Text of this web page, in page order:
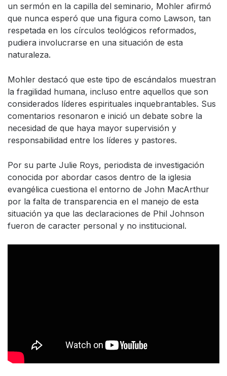
un sermón en la capilla del seminario, Mohler afirmó
que nunca esperó que una figura como Lawson, tan
respetada en los círculos teológicos reformados,
pudiera involucrarse en una situación de esta
naturaleza.
Mohler destacó que este tipo de escándalos muestran
la fragilidad humana, incluso entre aquellos que son
considerados líderes espirituales inquebrantables. Sus
comentarios resonaron e inició un debate sobre la
necesidad de que haya mayor supervisión y
responsabilidad entre los líderes y pastores.
Por su parte Julie Roys, periodista de investigación
conocida por abordar casos dentro de la iglesia
evangélica cuestiona el entorno de John MacArthur
por la falta de transparencia en el manejo de esta
situación ya que las declaraciones de Phil Johnson
fueron de caracter personal y no institucional.